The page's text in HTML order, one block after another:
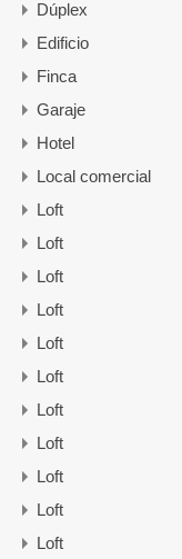
Dúplex
Edificio
Finca
Garaje
Hotel
Local comercial
Loft
Loft
Loft
Loft
Loft
Loft
Loft
Loft
Loft
Loft
Loft